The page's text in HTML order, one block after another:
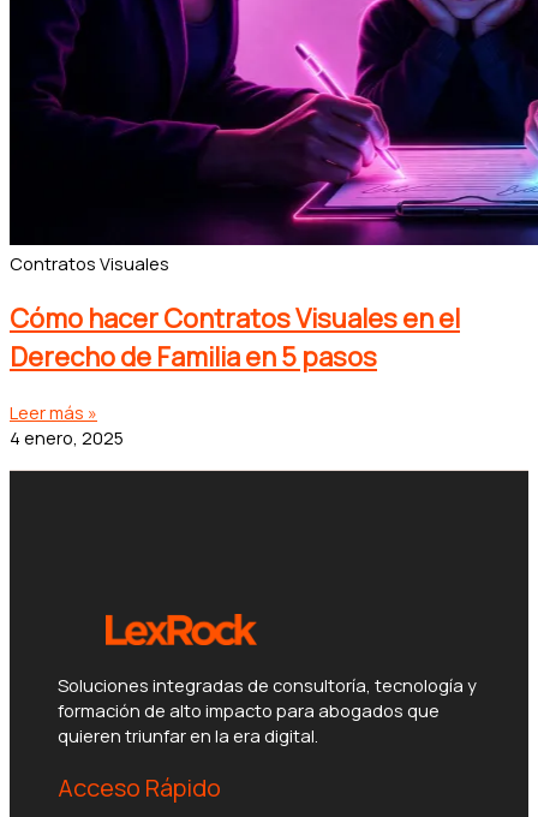
Contratos Visuales
Cómo hacer Contratos Visuales en el
Derecho de Familia en 5 pasos
Leer más »
4 enero, 2025
Soluciones integradas de consultoría, tecnología y
formación de alto impacto para abogados que
quieren triunfar en la era digital.
Acceso Rápido